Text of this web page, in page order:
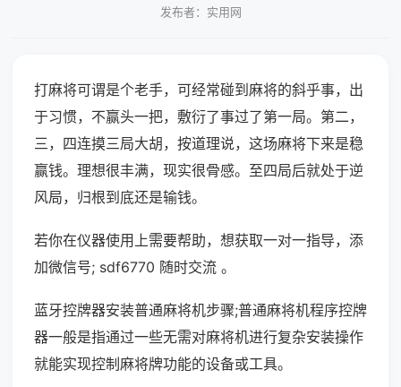
发布者：实用网
打麻将可谓是个老手，可经常碰到麻将的斜乎事，出
于习惯，不赢头一把，敷衍了事过了第一局。第二，
三，四连摸三局大胡，按道理说，这场麻将下来是稳
赢钱。理想很丰满，现实很骨感。至四局后就处于逆
风局，归根到底还是输钱。
若你在仪器使用上需要帮助，想获取一对一指导，添
加微信号; sdf6770 随时交流 。
蓝牙控牌器安装普通麻将机步骤;普通麻将机程序控牌
器一般是指通过一些无需对麻将机进行复杂安装操作
就能实现控制麻将牌功能的设备或工具。